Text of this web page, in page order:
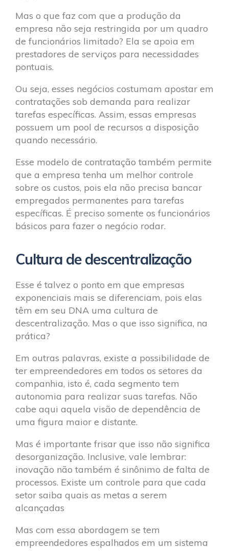
Mas o que faz com que a produção da
empresa não seja restringida por um quadro
de funcionários limitado? Ela se apoia em
prestadores de serviços para necessidades
pontuais.
Ou seja, esses negócios costumam apostar em
contratações sob demanda para realizar
tarefas específicas. Assim, essas empresas
possuem um pool de recursos a disposição
quando necessário.
Esse modelo de contratação também permite
que a empresa tenha um melhor controle
sobre os custos, pois ela não precisa bancar
empregados permanentes para tarefas
específicas. É preciso somente os funcionários
básicos para fazer o negócio rodar.
Cultura de descentralização
Esse é talvez o ponto em que empresas
exponenciais mais se diferenciam, pois elas
têm em seu DNA uma cultura de
descentralização. Mas o que isso significa, na
prática?
Em outras palavras, existe a possibilidade de
ter empreendedores em todos os setores da
companhia, isto é, cada segmento tem
autonomia para realizar suas tarefas. Não
cabe aqui aquela visão de dependência de
uma figura maior e distante.
Mas é importante frisar que isso não significa
desorganização. Inclusive, vale lembrar:
inovação não também é sinônimo de falta de
processos. Existe um controle para que cada
setor saiba quais as metas a serem
alcançadas
Mas com essa abordagem se tem
empreendedores espalhados em um sistema